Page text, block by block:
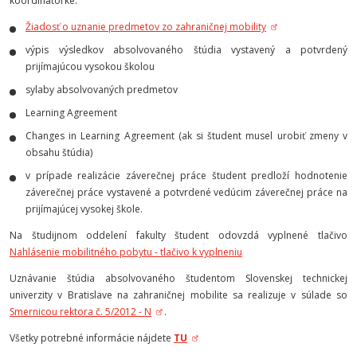
Žiadosť o uznanie predmetov zo zahraničnej mobility
výpis výsledkov absolvovaného štúdia vystavený a potvrdený
prijímajúcou vysokou školou
sylaby absolvovaných predmetov
Learning Agreement
Changes in Learning Agreement (ak si študent musel urobiť zmeny v
obsahu štúdia)
v prípade realizácie záverečnej práce študent predloží hodnotenie
záverečnej práce vystavené a potvrdené vedúcim záverečnej práce na
prijímajúcej vysokej škole.
Na študijnom oddelení fakulty študent odovzdá vyplnené tlačivo
Nahlásenie mobilitného pobytu - tlačivo k vyplneniu
Uznávanie štúdia absolvovaného študentom Slovenskej technickej
univerzity v Bratislave na zahraničnej mobilite sa realizuje v súlade so
Smernicou rektora č. 5/2012 - N
.
Všetky potrebné informácie nájdete TU